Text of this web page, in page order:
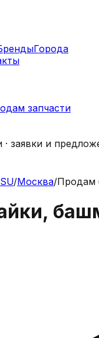
Города
запчасти
заявки и
/Москва/Продам